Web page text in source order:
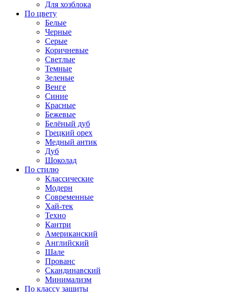
Для хозблока
По цвету
Белые
Черные
Серые
Коричневые
Светлые
Темные
Зеленые
Венге
Синие
Красные
Бежевые
Белёный дуб
Грецкий орех
Медный антик
Дуб
Шоколад
По стилю
Классические
Модерн
Современные
Хай-тек
Техно
Кантри
Американский
Английский
Шале
Прованс
Скандинавский
Минимализм
По классу защиты